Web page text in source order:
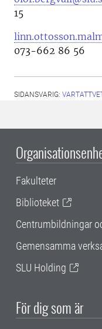
15
073-662 86 56
SIDANSVARIG:
Fakulteter
Biblioteket
Centrumbildningar
Gemensamma
SLU Holding
För dig som är